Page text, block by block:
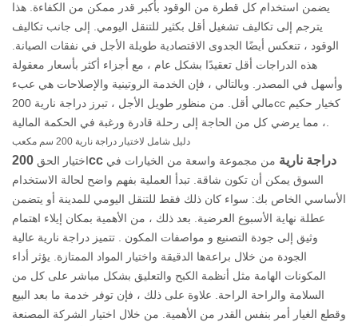
يضمن استخدام كل قطرة من الوقود بأكبر قدر ممكن من الكفاءة. هذا
يترجم إلى تكاليف تشغيل أقل بكثير للتنقل اليومي. إلى جانب تكاليف
الوقود ، تنعكس أيضًا الجدوى الاقتصادية طويلة الأجل في نفقات الصيانة.
هذه الدراجات أقل تعقيدًا بشكل عام ، مع أجزاء أكثر بأسعار معقولة
وأسهل في المصدر. وبالتالي ، فإن الخدمة الروتينية والإصلاحات هي عبء
مالي أقل. من منظور طويل الأجل ، تبرز دراجة نارية 200cc كخيار حكيم
دليل شامل لاختيار دراجة نارية 200 سم مكعب
اختيار الحق 200cc دراجة نارية من مجموعة واسعة من الخيارات في
السوق يمكن أن تكون شاقة. تبدأ العملية بفهم واضح لحالة الاستخدام
الأساسي الخاص بك: سواء كان ذلك فقط للتنقل اليومي للمدينة أو يتضمن
عطلة نهاية الأسبوع العرضية. بعد ذلك ، من الأهمية بمكان إيلاء اهتمام
وثيق إلى جودة التصنيع و مواصفات المكون
. تتميز دراجة نارية عالية
الجودة من خلال براعةها الدقيقة واختيار المواد الممتازة. يؤثر أداء
المكونات الهامة مثل أنظمة الكبح والتعليق بشكل مباشر على كل من
السلامة والراحة الراحة. علاوة على ذلك ، فإن توفر خدمة ما بعد البيع
وقطع الغيار أمر بنفس القدر من الأهمية. من خلال اختيار الشركة المصنعة